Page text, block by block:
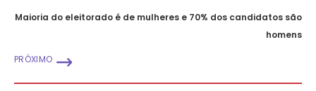
Maioria do eleitorado é de mulheres e 70% dos candidatos são
homens
PRÓXIMO